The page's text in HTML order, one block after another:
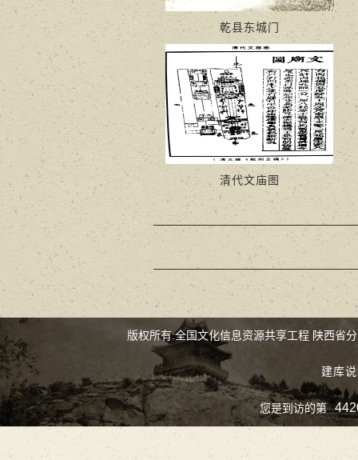
乾县东城门
清代文庙图
版权所有:全国文化信息资源共享工程 陕西省
建库
您是到访的第